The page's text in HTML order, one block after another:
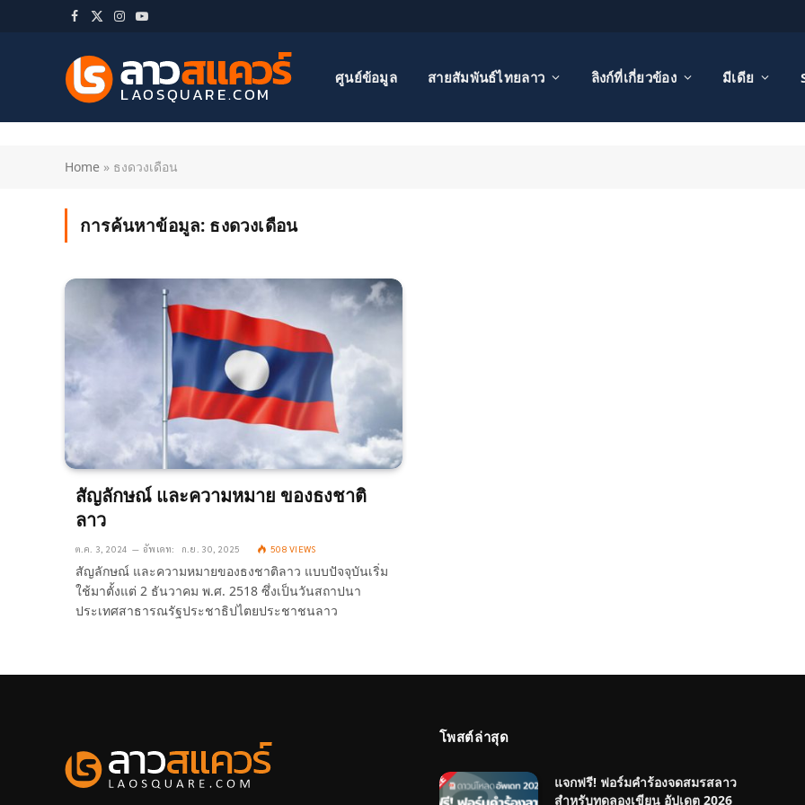
Facebook
X
Instagram
YouTube
ศูนย์ข้อมูล สายสัมพันธ์ไทยลาว ลิงก์ที่เกี่ยวข้อง มีเดีย
Home » ธงดวงเดือน
การค้นหาข้อมูล: ธงดวงเดือน
สัญลักษณ์ และความหมาย ของธงชาติ
ลาว
ต.ค. 3, 2024 อัพเดท: ก.ย. 30, 2025 508VIEWS
สัญลักษณ์ และความหมายของธงชาติลาว แบบปัจจุบันเริ่ม
ใช้มาตั้งแต่ 2 ธันวาคม พ.ศ. 2518 ซึ่งเป็นวันสถาปนา
ประเทศสาธารณรัฐประชาธิปไตยประชาชนลาว
โพสต์ล่าสุด
แจกฟรี! ฟอร์มคำร้องจดสมรสลาว
สำหรับทดลองเขียน อัปเดต 2026